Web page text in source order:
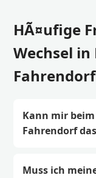
HÃ¤ufige
Wechsel
Fahrendorf
Kann mir
Fahrendorf
Muss ich